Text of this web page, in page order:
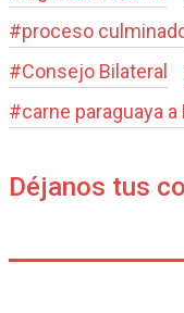
#proceso
#Consejo Bilateral
#carne paraguaya a
Déjanos tus